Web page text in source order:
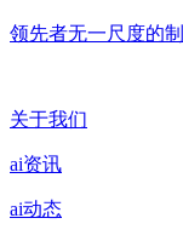
领先者无一尺度的
关于我们
ai资讯
ai动态